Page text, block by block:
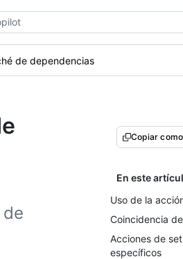
de dependencias
Copiar
En este
Uso de la
Coincidencia
Acciones de
específicos